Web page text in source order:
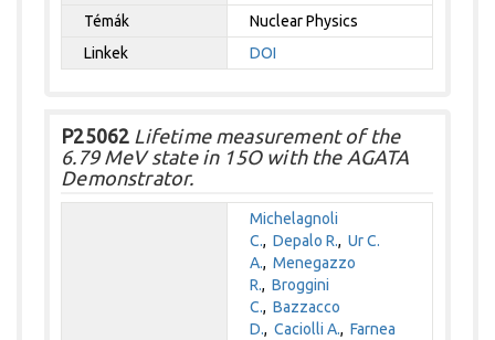
Témák
Nuclear Physics
Linkek
DOI
P25062 Lifetime measurement of the
6.79 MeV state in 15O with the AGATA
Demonstrator.
Michelagnoli
C.,Depalo R.,Ur C.
A.,Menegazzo
R.,Broggini
C.,Bazzacco
D.,Caciolli A.,Farnea